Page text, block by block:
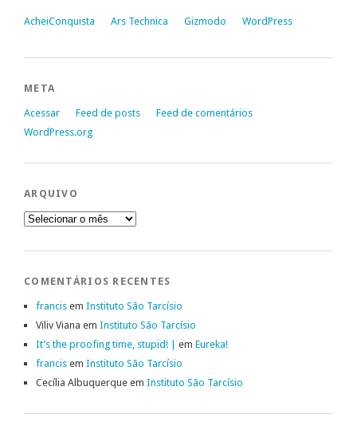
AcheiConquista Ars Technica Gizmodo WordPress
META
Acessar Feed de posts
Feed de comentários
WordPress.org
ARQUIVO
Arquivo
COMENTÁRIOS RECENTES
francis em Instituto São Tarcísio
Viliv Viana em Instituto São Tarcísio
It’s the proofing time, stupid! | em Eureka!
francis em Instituto São Tarcísio
Cecília Albuquerque em Instituto São Tarcísio